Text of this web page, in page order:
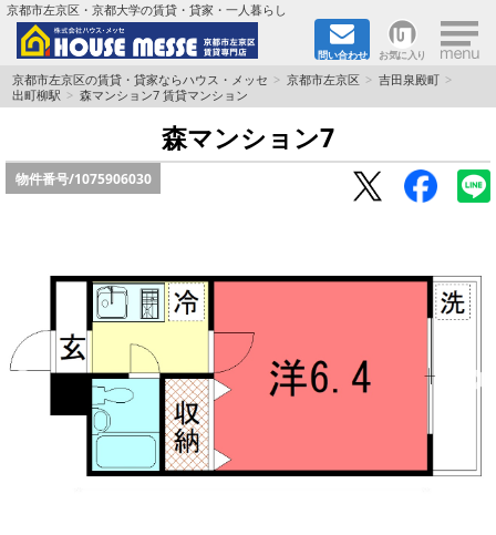
京都市左京区・京都大学の賃貸・貸家・一人暮らし
問い合わせ お気に入り ×
TOPページ
地域から検索
書類DL & 入居者さまへ
家族で住むならマンション？賃家？
一人暮らしの物件特集
ペット相談OKの賃貸！
京都市左京区の賃貸・貸家ならハウス・メッセ 京都市左京区
吉田泉殿町
出町柳駅
森マンション7 賃貸マンション
森マンション7
物件番号/1075906030